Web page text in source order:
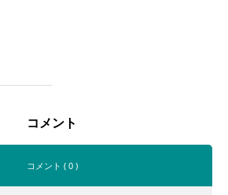
コメント
コメント ( 0 )